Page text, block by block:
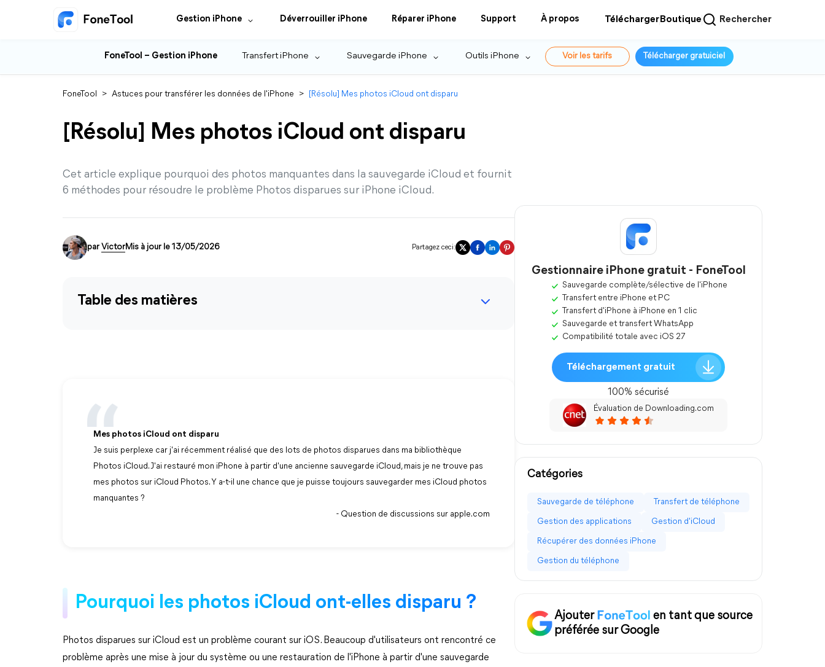
Gestion iPhone Déverrouiller iPhone Réparer iPhone Support À propos Télécharger Boutique Rechercher
FoneTool – Gestion iPhone Transfert iPhone Sauvegarde iPhone Outils iPhone Voir les tarifs Télécharger gratuiciel
FoneTool > Astuces pour transférer les données de l'iPhone > [Résolu] Mes photos iCloud ont disparu
[Résolu] Mes photos iCloud ont disparu
Cet article explique pourquoi des photos manquantes dans la sauvegarde iCloud et fournit
6 méthodes pour résoudre le problème Photos disparues sur iPhone iCloud.
par VictorMis à jour le 13/05/2026 Partagez ceci:
Table des matières
Mes photos iCloud ont disparu
Je suis perplexe car j'ai récemment réalisé que des lots de photos disparues dans ma bibliothèque
Photos iCloud. J'ai restauré mon iPhone à partir d'une ancienne sauvegarde iCloud, mais je ne trouve pas
mes photos sur iCloud Photos. Y a-t-il une chance que je puisse toujours sauvegarder mes iCloud photos
manquantes ?
- Question de discussions sur apple.com
Pourquoi les photos iCloud ont-elles disparu ?
Photos disparues sur iCloud est un problème courant sur iOS. Beaucoup d'utilisateurs ont rencontré ce
problème après une mise à jour du système ou une restauration de l'iPhone à partir d'une sauvegarde
Gestionnaire iPhone gratuit - FoneTool
Sauvegarde complète/sélective de l'iPhone
Transfert entre iPhone et PC
Transfert d'iPhone à iPhone en 1 clic
Sauvegarde et transfert WhatsApp
Compatibilité totale avec iOS 27
Téléchargement gratuit
100% sécurisé
Évaluation de Downloading.com
Catégories
Sauvegarde de téléphone Transfert de téléphone
Gestion des applications Gestion d'iCloud
Récupérer des données iPhone
Gestion du téléphone
Ajouter
en tant que source
préférée sur Google